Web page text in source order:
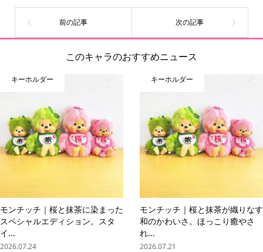
このキャラのおすすめニュース
キーホルダー
モンチッチ｜桜と抹茶に染まった
スペシャルエディション。スタ
イ...
2026.07.24
キーホルダー
モンチッチ｜桜と抹茶が織りなす
和のかわいさ。ほっこり癒やさ
れ...
2026.07.21